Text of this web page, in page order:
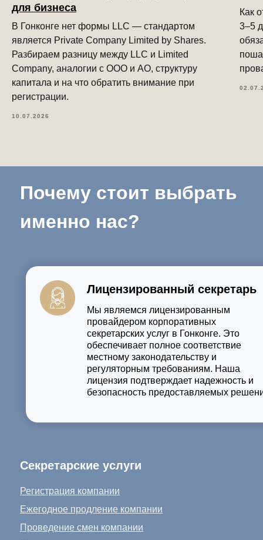
для бизнеса
В Гонконге нет формы LLC — стандартом
является Private Company Limited by Shares.
Разбираем разницу между LLC и Limited
Company, аналогии с ООО и АО, структуру
капитала и на что обратить внимание при
регистрации.
10.07.2026
Как
3–5
Почему стоит выбрать
именно нас?
Лицензированный секретарь
Мы являемся лицензированным
провайдером корпоративных
секретарских услуг в Гонконге. Это
обеспечивает полное соответствие
местному законодательству и
регуляторным требованиям. Наша
лицензия подтверждает надежность и
безопасность предоставляемых
Секретарские услуги
Регистрация компании
Ежегодное продление компании
Проведение смен компании